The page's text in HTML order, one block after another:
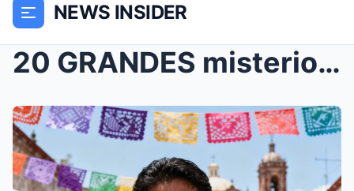
NEWS INSIDER
20 GRANDES misterios históricos que aún no se han ...